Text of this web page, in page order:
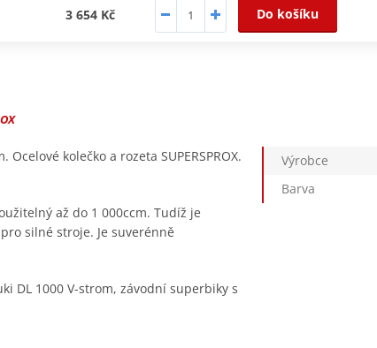
3 654 Kč Do košíku
kolečko a rozeta SUPERSPROX.
až do 1 000ccm. Tudíž je
silné stroje. Je suverénně
DL 1000 V-strom, závodní superbiky s
Výrobce
Barva